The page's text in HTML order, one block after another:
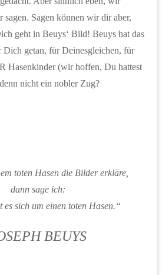
sagen. Sagen können wir dir aber,
geht in Beuys‘ Bild! Beuys hat das
Dich getan, für Deinesgleichen, für
Hasenkinder (wir hoffen, Du hattest
nicht ein nobler Zug?
toten Hasen die Bilder erkläre,
dann sage ich:
es sich um einen toten Hasen.“
BEUYS